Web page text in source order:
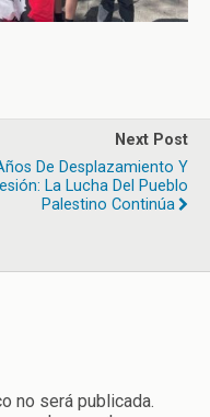
Next Post
De Desplazamiento Y
La Lucha Del Pueblo
Palestino Continúa
no será publicada.